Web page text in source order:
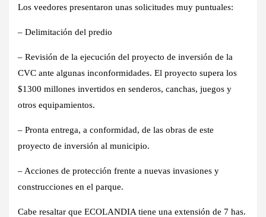
Los veedores presentaron unas solicitudes muy puntuales:
– Delimitación del predio
– Revisión de la ejecución del proyecto de inversión de la
CVC ante algunas inconformidades. El proyecto supera los
$1300 millones invertidos en senderos, canchas, juegos y
otros equipamientos.
– Pronta entrega, a conformidad, de las obras de este
proyecto de inversión al municipio.
– ⁠Acciones de protección frente a nuevas invasiones y
construcciones en el parque.
Cabe resaltar que ECOLANDIA tiene una extensión de 7 has.